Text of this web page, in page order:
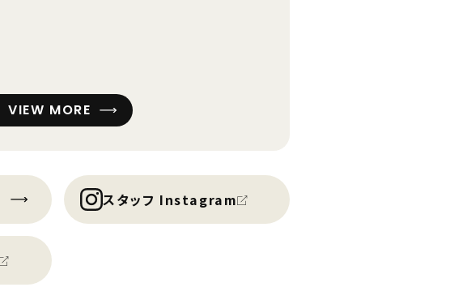
VIEW MORE
スタッフ Instagram